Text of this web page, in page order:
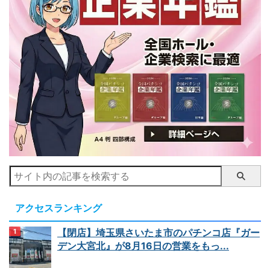
アクセスランキング
【閉店】埼玉県さいたま市のパチンコ店『ガー
デン大宮北』が8月16日の営業をもっ...